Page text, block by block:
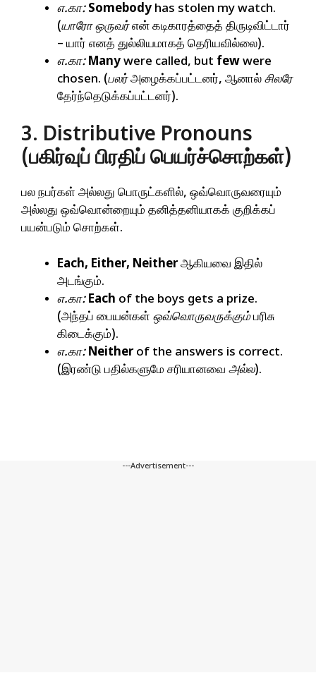
எ.கா: Somebody has stolen my watch.
(யாரோ ஒருவர்என் கடிகாரத்தைத் திருடிவிட்டார்
– யார் எனத் துல்லியமாகத் தெரியவில்லை).
எ.கா: Manywere called, but fewwere
chosen. (பலர்அழைக்கப்பட்டனர், ஆனால்சிலரே
தேர்ந்தெடுக்கப்பட்டனர்).
3. Distributive Pronouns
(பகிர்வுப் பிரதிப் பெயர்ச்சொற்கள்)
பல நபர்கள் அல்லது பொருட்களில், ஒவ்வொருவரையும்
அல்லது ஒவ்வொன்றையும் தனித்தனியாகக் குறிக்கப்
பயன்படும் சொற்கள்.
Each, Either, Neitherஆகியவை இதில்
அடங்கும்.
எ.கா: Each of the boys gets a prize.
(அந்தப் பையன்கள் ஒவ்வொருவருக்கும்பரிசு
கிடைக்கும்).
எ.கா: Neitherof the answers is correct.
(இரண்டு பதில்களுமே சரியானவை அல்ல).
---Advertisement---